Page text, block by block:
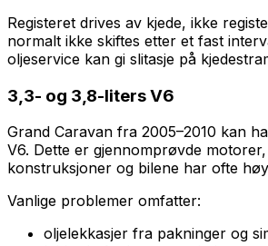
Registeret drives av kjede, ikke
normalt ikke skiftes etter et fast
oljeservice kan gi slitasje på
3,3- og 3,8-liters V6
Grand Caravan fra 2005–2010 kan
V6. Dette er gjennomprøvde
konstruksjoner og bilene har ofte
Vanlige problemer omfatter:
oljelekkasjer fra pakninger og